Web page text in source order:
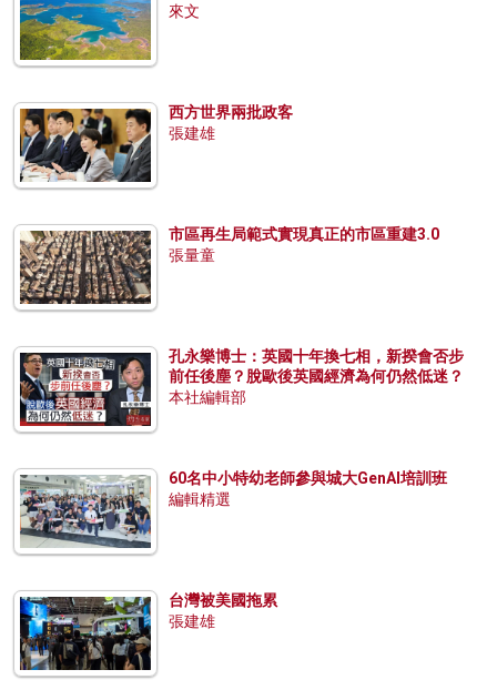
來文
西方世界兩批政客
張建雄
市區再生局範式實現真正的市區重建3.0
張量童
孔永樂博士：英國十年換七相，新揆會否步
前任後塵？脫歐後英國經濟為何仍然低迷？
本社編輯部
60名中小特幼老師參與城大GenAI培訓班
編輯精選
台灣被美國拖累
張建雄